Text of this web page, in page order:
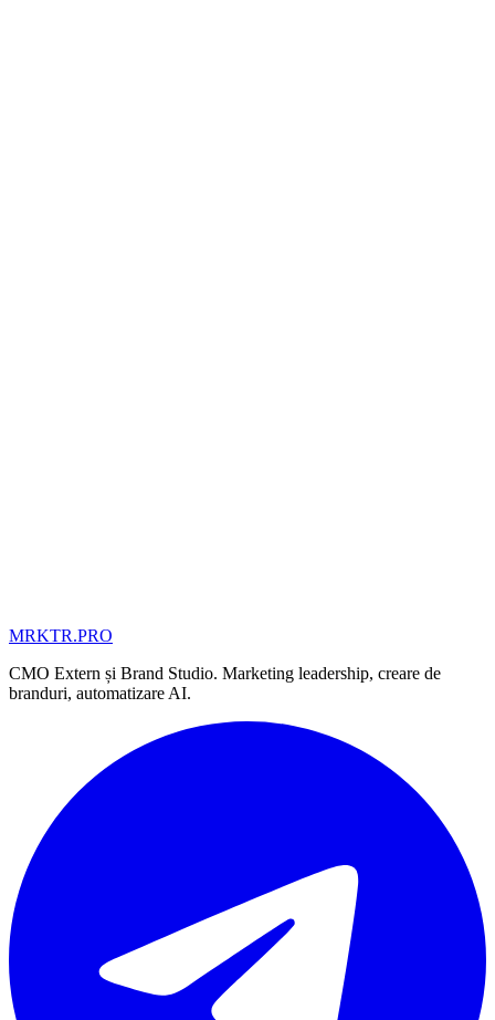
MD
MRKTR.PRO
CMO Extern și Brand Studio. Marketing leadership, creare de
branduri, automatizare AI.